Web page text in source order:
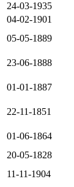
24-03-1935
04-02-1901
05-05-1889
23-06-1888
01-01-1887
22-11-1851
01-06-1864
20-05-1828
11-11-1904